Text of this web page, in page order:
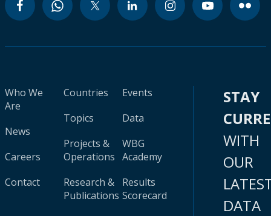
Who We
Are
News
Careers
Contact
Countries
Topics
Projects &
Operations
Research &
Publications
Events
Data
WBG
Academy
Results
Scorecard
STAY
WITH
OUR
DATA